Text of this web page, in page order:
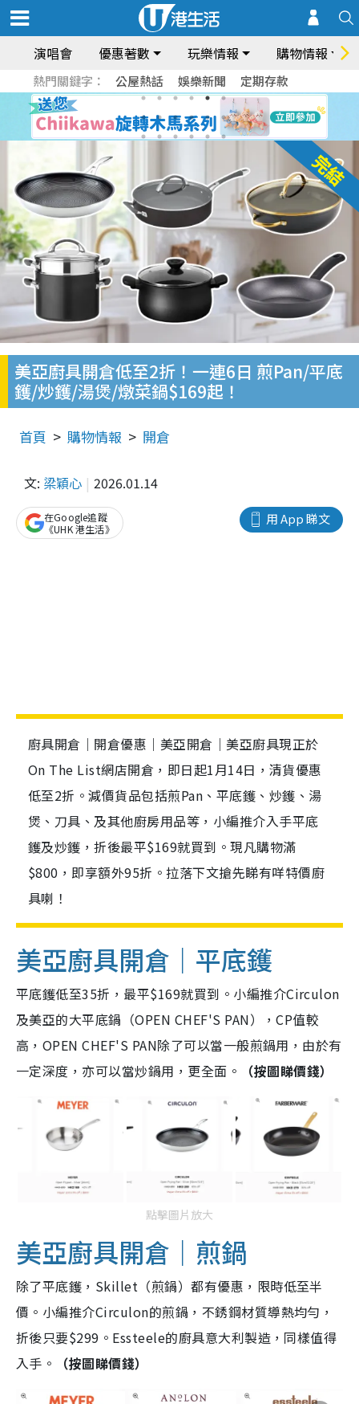
演唱會 優惠著數 玩樂情報 購物情報
熱門關鍵字： 公屋熱話 娛樂新聞 定期存款
美亞廚具開倉低至2折！一連6日 煎Pan/平底
鑊/炒鑊/湯煲/燉菜鍋$169起！
首頁 購物情報 開倉
文: 梁穎心 2026.01.14
用 App 睇文
在Google追蹤
《UHK 港生活》
廚具開倉｜開倉優惠｜美亞開倉｜美亞廚具現正於
On The List網店開倉，即日起1月14日，清貨優惠
低至2折。減價貨品包括煎Pan、平底鑊、炒鑊、湯
煲、刀具、及其他廚房用品等，小編推介入手平底
鑊及炒鑊，折後最平$169就買到。現凡購物滿
$800，即享額外95折。拉落下文搶先睇有咩特價廚
具喇！
美亞廚具開倉｜平底鑊
平底鑊低至35折，最平$169就買到。小編推介Circulon
及美亞的大平底鍋（OPEN CHEF'S PAN），CP值較
高，OPEN CHEF'S PAN除了可以當一般煎鍋用，由於有
一定深度，亦可以當炒鍋用，更全面。
（按圖睇價錢）
點擊圖片放大
美亞廚具開倉｜煎鍋
除了平底鑊，Skillet（煎鍋）都有優惠，限時低至半
價。小編推介Circulon的煎鍋，不銹鋼材質導熱均勻，
折後只要$299。Essteele的廚具意大利製造，同樣值得
入手。
（按圖睇價錢）